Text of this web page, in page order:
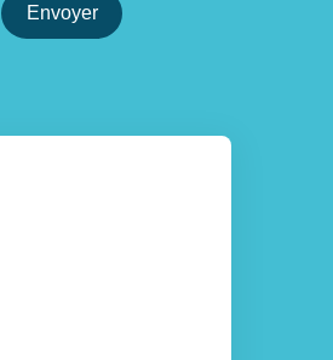
Envoyer